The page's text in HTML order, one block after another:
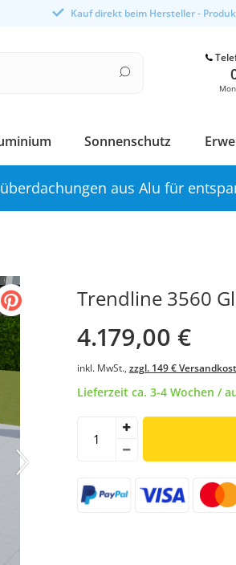
Kauf direkt beim Hersteller -
Sonnenschutz
aus Alu für
Trendline 3560
4.179,00 €
inkl. MwSt., zzgl. 149 €
Lieferzeit ca. 3-4 Wochen /